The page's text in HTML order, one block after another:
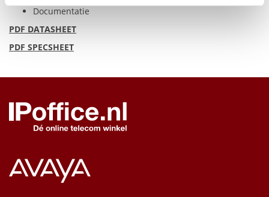
Documentatie
PDF DATASHEET
PDF SPECSHEET